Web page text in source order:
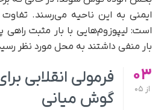
ایمنی به این ناحیه می‌رسند. تفاوت
است: لیپوزوم‌هایی با بار مثبت راهی
بار منفی داشتند به محل مورد نظر
03
از
فرمولی انقلابی
گوش میانی